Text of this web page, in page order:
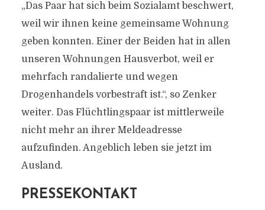
„Das Paar hat sich beim Sozialamt beschwert,
weil wir ihnen keine gemeinsame Wohnung
geben konnten. Einer der Beiden hat in allen
unseren Wohnungen Hausverbot, weil er
mehrfach randalierte und wegen
Drogenhandels vorbestraft ist.“, so Zenker
weiter. Das Flüchtlingspaar ist mittlerweile
nicht mehr an ihrer Meldeadresse
aufzufinden. Angeblich leben sie jetzt im
Ausland.
PRESSEKONTAKT